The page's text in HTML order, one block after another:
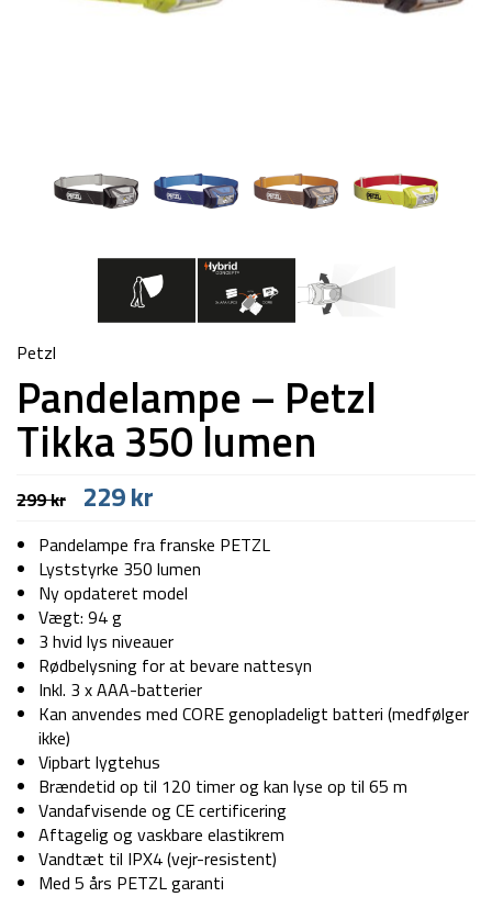
Petzl
Pandelampe – Petzl
Tikka 350 lumen
299kr Den
oprindelige
pris
var:
299 kr.
229kr
pris
er:
229 kr.
Pandelampe fra franske PETZL
Lyststyrke 350 lumen
Ny opdateret model
Vægt: 94 g
3 hvid lys niveauer
Rødbelysning for at bevare nattesyn
Inkl. 3 x AAA-batterier
Kan anvendes med CORE genopladeligt batteri (medfølger
ikke)
Vipbart lygtehus
Brændetid op til 120 timer og kan lyse op til 65 m
Vandafvisende og CE certificering
Aftagelig og vaskbare elastikrem
Vandtæt til IPX4 (vejr-resistent)
Med 5 års PETZL garanti